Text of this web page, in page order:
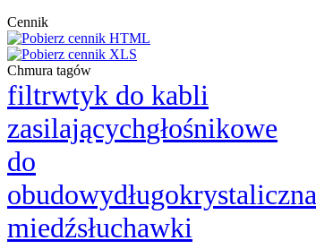
Cennik
Chmura tagów
filtrwtyk do kabli
zasilającychgłośnikowe
do
obudowydługokrystaliczna
miedźsłuchawki